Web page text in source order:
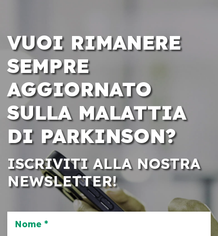
VUOI RIMANERE
SEMPRE
AGGIORNATO
SULLA MALATTIA
DI PARKINSON?
ISCRIVITI ALLA NOSTRA
NEWSLETTER!
Nome *